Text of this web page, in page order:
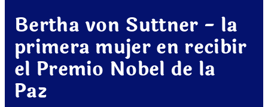
Bertha von Suttner - la
primera mujer en recibir
el Premio Nobel de la
Paz